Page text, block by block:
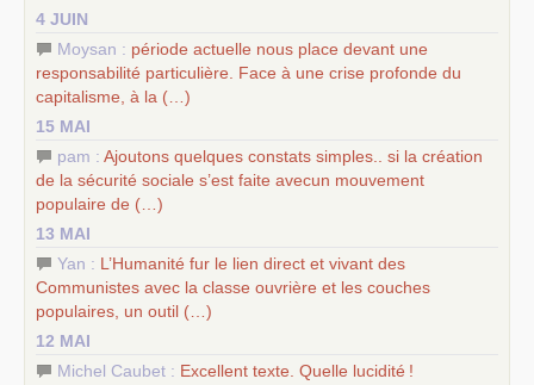
4 JUIN
Moysan : période actuelle nous place devant une
responsabilité particulière. Face à une crise profonde du
capitalisme, à la (…)
15 MAI
pam : Ajoutons quelques constats simples.. si la création
de la sécurité sociale s’est faite avecun mouvement
populaire de (…)
13 MAI
Yan : L’Humanité fur le lien direct et vivant des
Communistes avec la classe ouvrière et les couches
populaires, un outil (…)
12 MAI
Michel Caubet : Excellent texte. Quelle lucidité !